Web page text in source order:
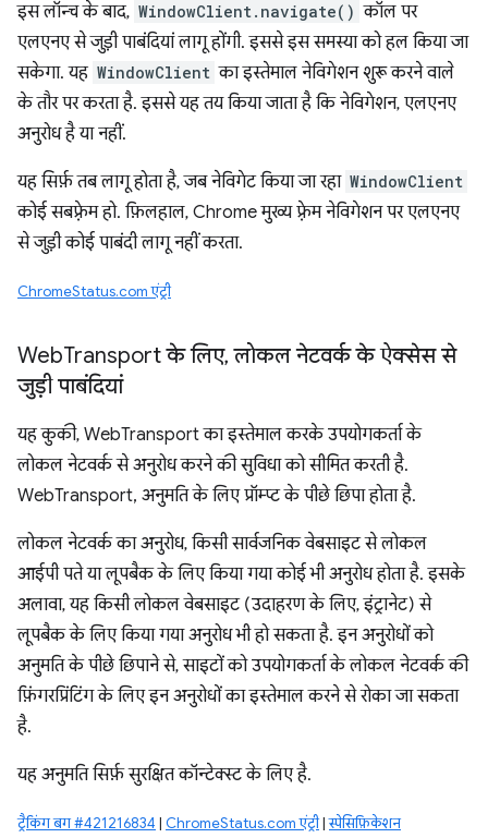
इस लॉन्च के बाद, WindowClient.navigate() कॉल पर
एलएनए से जुड़ी पाबंदियां लागू होंगी. इससे इस समस्या को हल किया जा
सकेगा. यह WindowClient का इस्तेमाल नेविगेशन शुरू करने वाले
के तौर पर करता है. इससे यह तय किया जाता है कि नेविगेशन, एलएनए
अनुरोध है या नहीं.
यह सिर्फ़ तब लागू होता है, जब नेविगेट किया जा रहा WindowClient
कोई सबफ़्रेम हो. फ़िलहाल, Chrome मुख्य फ़्रेम नेविगेशन पर एलएनए
से जुड़ी कोई पाबंदी लागू नहीं करता.
ChromeStatus.com एंट्री
WebTransport के लिए, लोकल नेटवर्क के ऐक्सेस से
जुड़ी पाबंदियां
यह कुकी, WebTransport का इस्तेमाल करके उपयोगकर्ता के
लोकल नेटवर्क से अनुरोध करने की सुविधा को सीमित करती है.
WebTransport, अनुमति के लिए प्रॉम्प्ट के पीछे छिपा होता है.
लोकल नेटवर्क का अनुरोध, किसी सार्वजनिक वेबसाइट से लोकल
आईपी पते या लूपबैक के लिए किया गया कोई भी अनुरोध होता है. इसके
अलावा, यह किसी लोकल वेबसाइट (उदाहरण के लिए, इंट्रानेट) से
लूपबैक के लिए किया गया अनुरोध भी हो सकता है. इन अनुरोधों को
अनुमति के पीछे छिपाने से, साइटों को उपयोगकर्ता के लोकल नेटवर्क की
फ़िंगरप्रिंटिंग के लिए इन अनुरोधों का इस्तेमाल करने से रोका जा सकता
है.
यह अनुमति सिर्फ़ सुरक्षित कॉन्टेक्स्ट के लिए है.
ट्रैकिंग बग #421216834 | ChromeStatus.com एंट्री|स्पेसिफ़िकेशन